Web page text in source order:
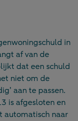
in
af van de
dat een schuld
niet om de
aan te passen.
is afgesloten en
automatisch naar